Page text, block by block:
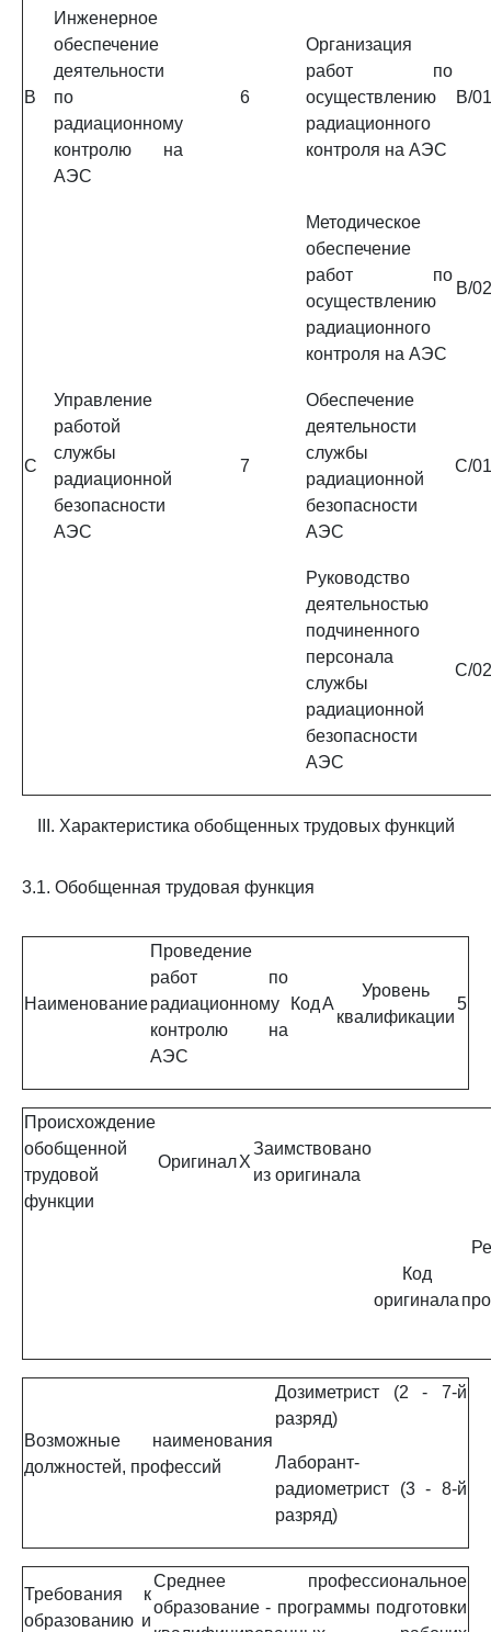
B
Инженерное
обеспечение
деятельности
по
радиационному
контролю на
АЭС
6
Организация
работ по
осуществлению
радиационного
контроля на АЭС
B/
Методическое
обеспечение
работ по
осуществлению
радиационного
контроля на АЭС
B/
C
Управление
работой
службы
радиационной
безопасности
АЭС
7
Обеспечение
деятельности
службы
радиационной
безопасности
АЭС
C/
Руководство
деятельностью
подчиненного
персонала
службы
радиационной
безопасности
АЭС
C/
III. Характеристика обобщенных трудовых функций
3.1. Обобщенная трудовая функция
Наименование
Проведение
работ по
радиационному
контролю на
АЭС
КодA
Уровень
квалификации
5
Происхождение
обобщенной
трудовой
функции
ОригиналX
Заимствовано
из оригинала
Код
оригинала
Возможные наименования
должностей, профессий
Дозиметрист (2 - 7-й
разряд)
Лаборант-
радиометрист (3 - 8-й
разряд)
Требования к
образованию и
Среднее профессиональное
образование - программы подготовки